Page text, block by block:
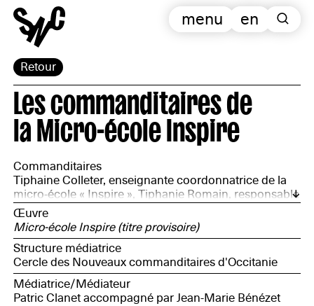
Retour
en
menu
Les commanditaires de
la Micro-école Inspire
Commanditaires
Tiphaine Colleter, enseignante coordonnatrice de la
micro-école « Inspire », Tiphanie Romain, responsable
des publics du Musée, Jessica Maurin, habitante du
quartier, Stéphanie Lebreton, habitante du quartier,
Julien Maurin, habitant du quartier, Stéphane Ibars,
directeur artistique du Musée, Jean Christophe Radke,
régisseur du Musée, Guillaume Labeaume, agent en
charge de la sécurité du musée
Œuvre
Micro-école Inspire (titre provisoire)
Structure médiatrice
Cercle des Nouveaux commanditaires d'Occitanie
Médiatrice/Médiateur
Patric Clanet accompagné par Jean-Marie Bénézet